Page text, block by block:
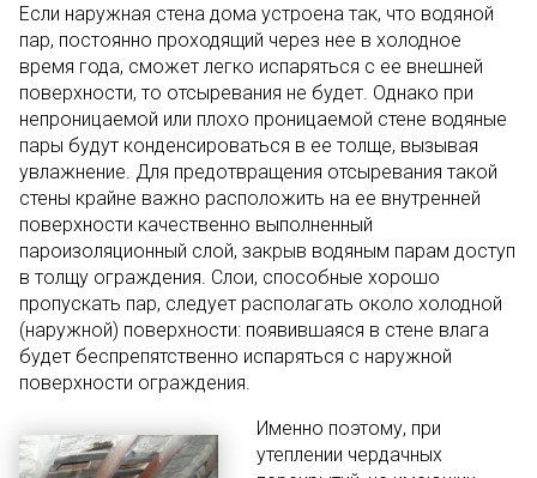
Если наружная стена дома устроена так, что водяной
пар, постоянно проходящий через нее в холодное
время года, сможет легко испаряться с ее внешней
поверхности, то отсыревания не будет. Однако при
непроницаемой или плохо проницаемой стене водяные
пары будут конденсироваться в ее толще, вызывая
увлажнение. Для предотвращения отсыревания такой
стены крайне важно расположить на ее внутренней
поверхности качественно выполненный
пароизоляционный слой, закрыв водяным парам доступ
в толщу ограждения. Слои, способные хорошо
пропускать пар, следует располагать около холодной
(наружной) поверхности: появившаяся в стене влага
будет беспрепятственно испаряться с наружной
поверхности ограждения.
Именно поэтому, при
утеплении чердачных